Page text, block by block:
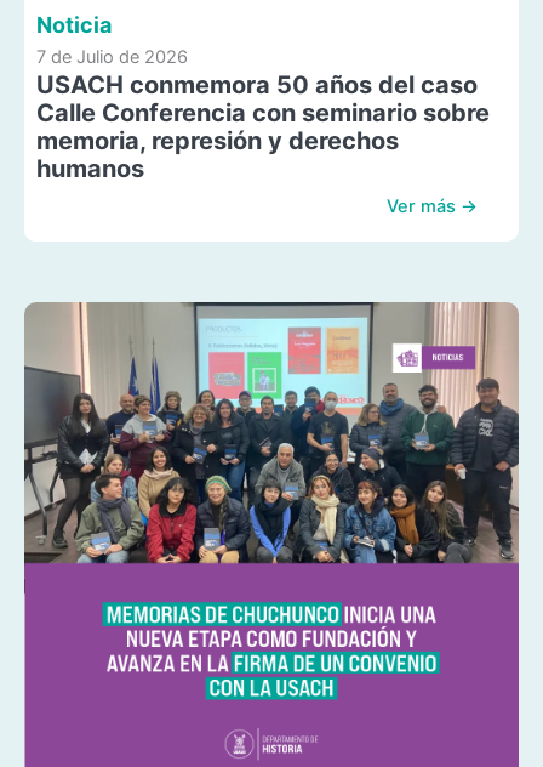
Noticia
7 de Julio de 2026
USACH conmemora 50 años del caso
Calle Conferencia con seminario sobre
memoria, represión y derechos
humanos
Ver más →